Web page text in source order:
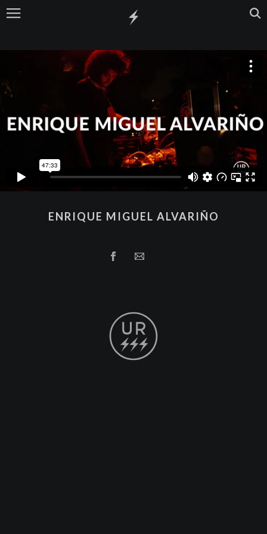
ENRIQUE MIGUEL ALVARIÑO